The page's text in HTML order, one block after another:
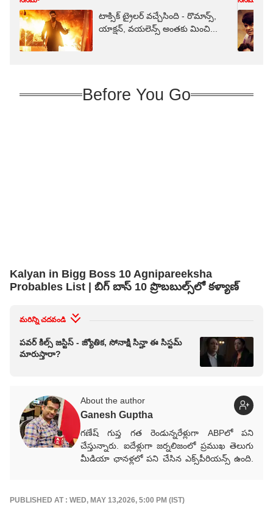
టాక్సిక్ ట్రైలర్ వచ్చేసింది - రొమాన్స్,
యాక్షన్, వయలెన్స్ అంతకు మించి...
Before You Go
Kalyan in Bigg Boss 10 Agnipareeksha
Probables List | బిగ్ బాస్ 10 ప్రొబబుల్స్‌లో కళ్యాణ్
మరిన్ని చదవండి
పవర్ కిల్స్ జస్టిస్ - జ్యోతిక, సోనాక్షి సిన్హా ఈ సిస్టమ్
మారుస్తారా?
About the author
Ganesh Guptha
గణేష్ గుప్త గత రెండున్నరేళ్లుగా ABPలో పని
చేస్తున్నారు. ఐదేళ్లుగా జర్నలిజంలో ప్రముఖ తెలుగు
మీడియా ఛానళ్లలో పని చేసిన ఎక్స్‌పీరియన్స్ ఉంది.
సేవలు అందించారు.
PUBLISHED AT : WED, MAY 13,2026, 5:00 PM (IST)